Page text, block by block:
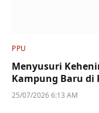
PPU
Menyusuri
Kampung Baru di
25/07/2026 6:13 AM